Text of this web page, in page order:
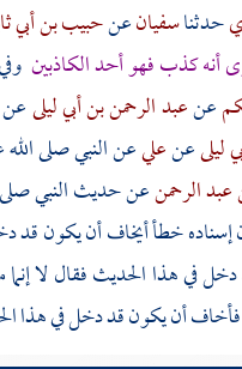
حدثناسفيانعنحبيب بن أبي
كذب فهو أحد الكاذبين
عنعبد الرحمن بن أبي ليلىعن
ليلىعنعليعن النبي صلى
عبد الرحمنعن حديث النبي
خطأ أيخاف أن يكون قد
في هذا الحديث فقال لا
أن يكون قد دخل في هذا